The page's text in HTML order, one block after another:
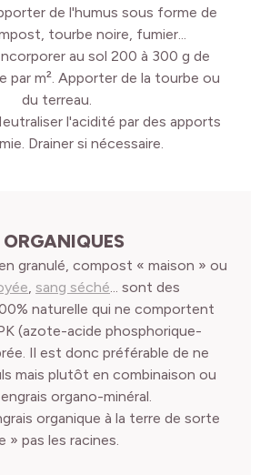
de l'humus sous forme de
tourbe noire, fumier...
au sol 200 à 300 g de
par m². Apporter de la tourbe ou
du terreau.
l'acidité par des apports
Drainer si nécessaire.
granulé, compost « maison » ou
, sang séché... sont des
naturelle qui ne comportent
(azote-acide phosphorique-
Il est donc préférable de ne
mais plutôt en combinaison ou
organo-minéral.
organique à la terre de sorte
» pas les racines.